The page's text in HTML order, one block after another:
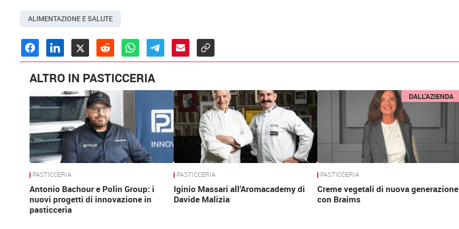
ALIMENTAZIONE E SALUTE
ALTRO IN PASTICCERIA
PASTICCERIA
Antonio Bachour e Polin Group: i
nuovi progetti di innovazione in
pasticceria
PASTICCERIA
Iginio Massari all’Aromacademy di
Davide Malizia
DALL’AZIENDA
PASTICCERIA
Creme vegetali di nuova generazione
con Braims